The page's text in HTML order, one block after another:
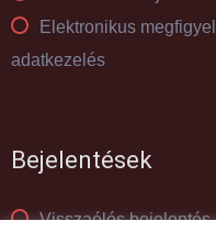
Elektronikus
adatkezelés
Bejelentések
Visszaélés bejelentés